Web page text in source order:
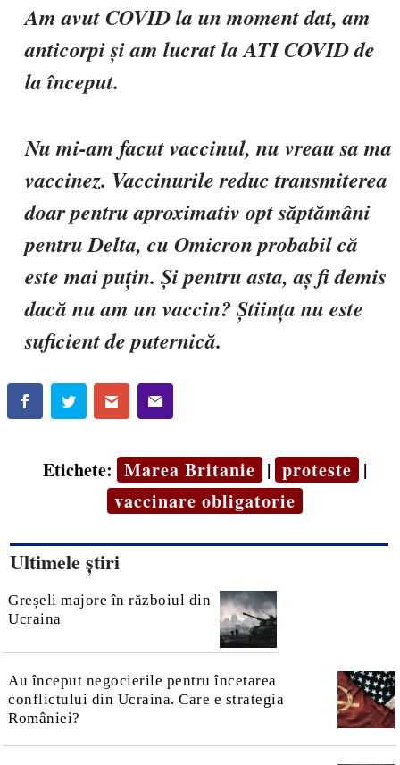
Am avut COVID la un moment dat, am
anticorpi și am lucrat la ATI COVID de
la început.
Nu mi-am facut vaccinul, nu vreau sa ma
vaccinez. Vaccinurile reduc transmiterea
doar pentru aproximativ opt săptămâni
pentru Delta, cu Omicron probabil că
este mai puțin. Și pentru asta, aș fi demis
dacă nu am un vaccin? Știința nu este
suficient de puternică.
Etichete: Marea Britanie | proteste |
vaccinare obligatorie
Ultimele știri
Greșeli majore în războiul din
Ucraina
Au început negocierile pentru încetarea
conflictului din Ucraina. Care e strategia
României?